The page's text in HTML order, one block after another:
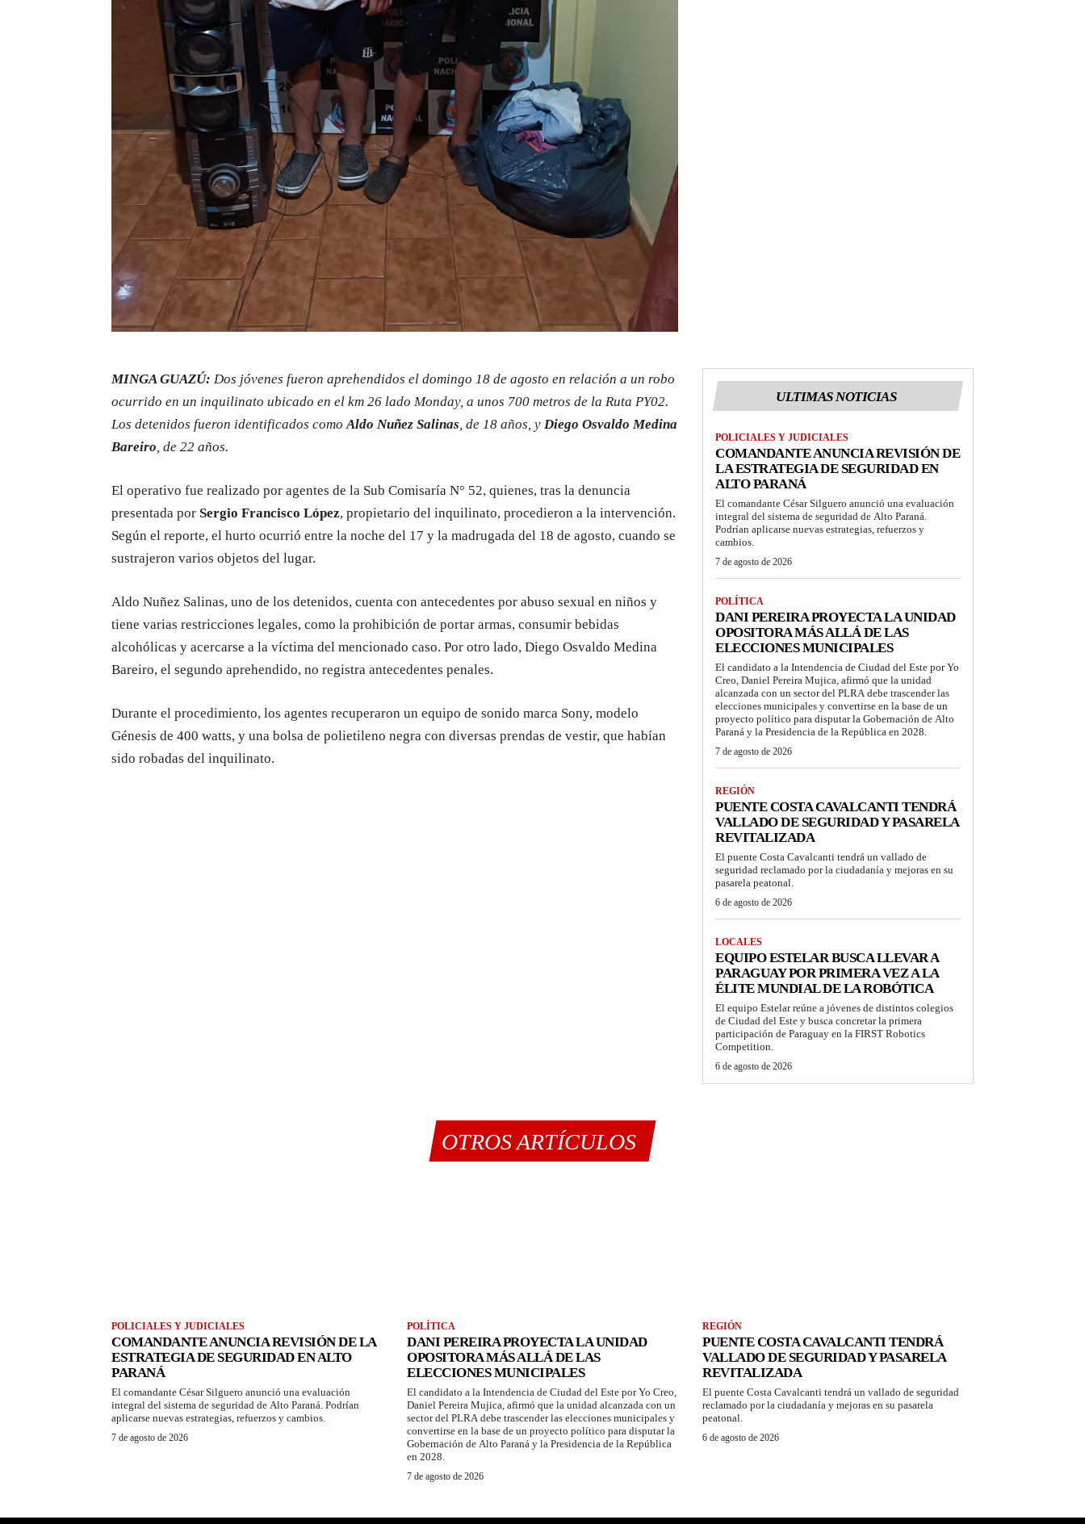
MINGA GUAZÚ: Dos jóvenes fueron aprehendidos el domingo 18 de agosto en relación a un robo
ocurrido en un inquilinato ubicado en el km 26 lado Monday, a unos 700 metros de la Ruta PY02.
Los detenidos fueron identificados comoAldo Nuñez Salinas, de 18 años, y Diego Osvaldo Medina
Bareiro, de 22 años.
El operativo fue realizado por agentes de la Sub Comisaría N° 52, quienes, tras la denuncia
presentada por Sergio Francisco López, propietario del inquilinato, procedieron a la intervención.
Según el reporte, el hurto ocurrió entre la noche del 17 y la madrugada del 18 de agosto, cuando se
sustrajeron varios objetos del lugar.
Aldo Nuñez Salinas, uno de los detenidos, cuenta con antecedentes por abuso sexual en niños y
tiene varias restricciones legales, como la prohibición de portar armas, consumir bebidas
alcohólicas y acercarse a la víctima del mencionado caso. Por otro lado, Diego Osvaldo Medina
Bareiro, el segundo aprehendido, no registra antecedentes penales.
Durante el procedimiento, los agentes recuperaron un equipo de sonido marca Sony, modelo
Génesis de 400 watts, y una bolsa de polietileno negra con diversas prendas de vestir, que habían
sido robadas del inquilinato.
ULTIMAS NOTICIAS
POLICIALES Y JUDICIALES
COMANDANTE ANUNCIA REVISIÓN DE
LA ESTRATEGIA DE SEGURIDAD EN
ALTO PARANÁ
El comandante César Silguero anunció una evaluación
integral del sistema de seguridad de Alto Paraná.
Podrían aplicarse nuevas estrategias, refuerzos y
cambios.
7 de agosto de 2026
POLÍTICA
DANI PEREIRA PROYECTA LA UNIDAD
OPOSITORA MÁS ALLÁ DE LAS
ELECCIONES MUNICIPALES
El candidato a la Intendencia de Ciudad del Este por Yo
Creo, Daniel Pereira Mujica, afirmó que la unidad
alcanzada con un sector del PLRA debe trascender las
elecciones municipales y convertirse en la base de un
proyecto político para disputar la Gobernación de Alto
Paraná y la Presidencia de la República en 2028.
7 de agosto de 2026
REGIÓN
PUENTE COSTA CAVALCANTI TENDRÁ
VALLADO DE SEGURIDAD Y PASARELA
REVITALIZADA
El puente Costa Cavalcanti tendrá un vallado de
seguridad reclamado por la ciudadanía y mejoras en su
pasarela peatonal.
6 de agosto de 2026
LOCALES
EQUIPO ESTELAR BUSCA LLEVAR A
PARAGUAY POR PRIMERA VEZ A LA
ÉLITE MUNDIAL DE LA ROBÓTICA
El equipo Estelar reúne a jóvenes de distintos colegios
de Ciudad del Este y busca concretar la primera
participación de Paraguay en la FIRST Robotics
Competition.
6 de agosto de 2026
OTROS ARTÍCULOS
POLICIALES Y JUDICIALES
COMANDANTE ANUNCIA REVISIÓN DE LA
ESTRATEGIA DE SEGURIDAD EN ALTO
PARANÁ
El comandante César Silguero anunció una evaluación
integral del sistema de seguridad de Alto Paraná. Podrían
aplicarse nuevas estrategias, refuerzos y cambios.
7 de agosto de 2026
POLÍTICA
DANI PEREIRA PROYECTA LA UNIDAD
OPOSITORA MÁS ALLÁ DE LAS
ELECCIONES MUNICIPALES
El candidato a la Intendencia de Ciudad del Este por Yo Creo,
Daniel Pereira Mujica, afirmó que la unidad alcanzada con un
sector del PLRA debe trascender las elecciones municipales y
convertirse en la base de un proyecto político para disputar la
Gobernación de Alto Paraná y la Presidencia de la República
en 2028.
7 de agosto de 2026
REGIÓN
PUENTE COSTA CAVALCANTI TENDRÁ
VALLADO DE SEGURIDAD Y PASARELA
REVITALIZADA
El puente Costa Cavalcanti tendrá un vallado de seguridad
reclamado por la ciudadanía y mejoras en su pasarela
peatonal.
6 de agosto de 2026